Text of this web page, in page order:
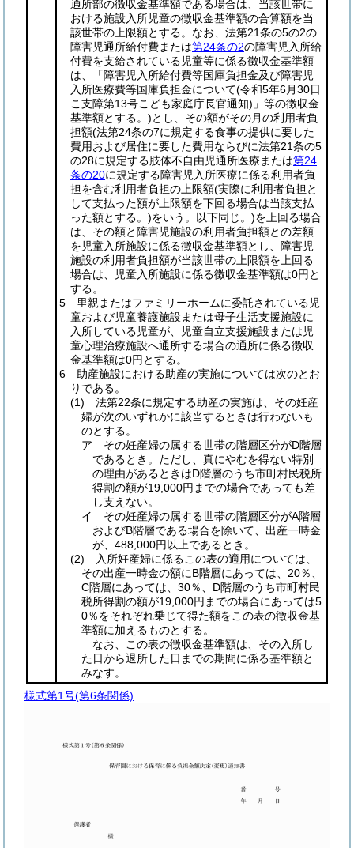
通所部の徴収金基準額である場合は、当該世帯に
おける施設入所児童の徴収金基準額の合算額を当
該世帯の上限額とする。なお、法第21条の5の2の
障害児通所給付費または第24条の2の障害児入所給
付費を支給されている児童等に係る徴収金基準額
は、「障害児入所給付費等国庫負担金及び障害児
入所医療費等国庫負担金について(令和5年6月30日
こ支障第13号こども家庭庁長官通知) 」等の徴収金
基準額とする。)とし、その額がその月の利用者負
担額(法第24条の7に規定する食事の提供に要した
費用および居住に要した費用ならびに法第21条の5
の28に規定する肢体不自由児通所医療または第24
条の20に規定する障害児入所医療に係る利用者負
担を含む利用者負担の上限額(実際に利用者負担と
して支払った額が上限額を下回る場合は当該支払
った額とする。)をいう。以下同じ。)を上回る場合
は、その額と障害児施設の利用者負担額との差額
を児童入所施設に係る徴収金基準額とし、障害児
施設の利用者負担額が当該世帯の上限額を上回る
場合は、児童入所施設に係る徴収金基準額は0円と
する。
5 里親またはファミリーホームに委託されている児
童および児童養護施設または母子生活支援施設に
入所している児童が、児童自立支援施設または児
童心理治療施設へ通所する場合の通所に係る徴収
金基準額は0円とする。
6 助産施設における助産の実施については次のとお
りである。
(1) 法第22条に規定する助産の実施は、その妊産
婦が次のいずれかに該当するときは行わないも
のとする。
ア その妊産婦の属する世帯の階層区分がD階層
であるとき。ただし、真にやむを得ない特別
の理由があるときはD階層のうち市町村民税所
得割の額が19,000円までの場合であっても差
し支えない。
イ その妊産婦の属する世帯の階層区分がA階層
およびB階層である場合を除いて、出産一時金
が、488,000円以上であるとき。
(2) 入所妊産婦に係るこの表の適用については、
その出産一時金の額にB階層にあっては、20％、
C階層にあっては、30％、D階層のうち市町村民
税所得割の額が19,000円までの場合にあっては5
0％をそれぞれ乗じて得た額をこの表の徴収金基
準額に加えるものとする。
なお、この表の徴収金基準額は、その入所し
た日から退所した日までの期間に係る基準額と
みなす。
様式第1号(第6条関係)